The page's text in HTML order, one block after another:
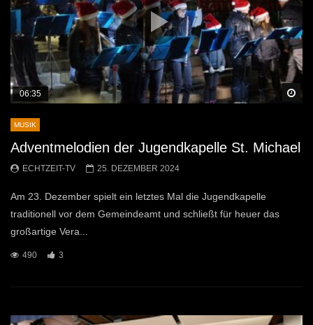
06:35
MUSIK
Adventmelodien der Jugendkapelle St. Michael
ECHTZEIT-TV 25. DEZEMBER 2024
Am 23. Dezember spielt ein letztes Mal die Jugendkapelle
traditionell vor dem Gemeindeamt und schließt für heuer das
großartige Vera...
490 3